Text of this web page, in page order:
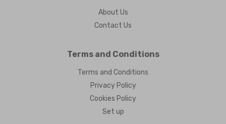
About Us
Contact Us
Terms and Conditions
Terms and Conditions
Privacy Policy
Cookies Policy
Set up